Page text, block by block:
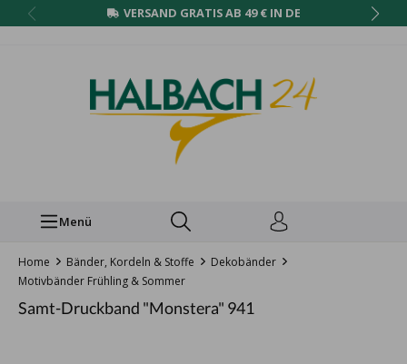
VERSAND GRATIS AB 49 € IN DE
Menü
Home Bänder, Kordeln & Stoffe
Dekobänder
Motivbänder Frühling & Sommer
Samt-Druckband "Monstera" 941